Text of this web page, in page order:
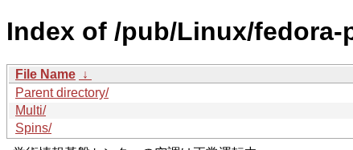
Index of /pub/Linux/
File Name ↓
Parent directory/
Multi/
Spins/